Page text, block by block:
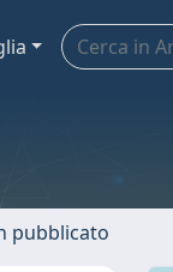
pubblicato